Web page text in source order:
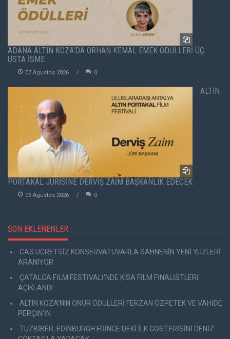
ADANA ALTIN KOZA'DA ORHAN KEMAL EMEK ÖDÜLLERİ ÜÇ
USTA İSME
07 Agustos 2026 0
ALTIN
PORTAKAL JÜRİSİNE DERVİŞ ZAİM BAŞKANLIK EDECEK
05 Agustos 2026 0
SON EKLENENLER
CAS ÜCRETSİZ KONSERVATUVARLA SAHNENİN YENİ YÜZLERİ
ARANIYOR
ÇATALCA FİLM FESTİVALİ'NDE KISA FİLM FİNALİSTLERİ
AÇIKLANDI
ALTIN KOZA'NIN ONUR ÖDÜLLERİ FERZAN ÖZPETEK VE VAHİDE
PERÇİN'İN
TUZBİBER, EDİNBURGH FRİNGE'DEKİ İLK GÖSTERİSİNİ DENİZ